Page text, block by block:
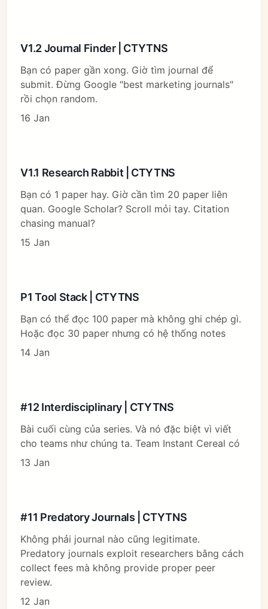
V1.2 Journal Finder | CTYTNS
Bạn có paper gần xong. Giờ tìm journal để
submit. Đừng Google "best marketing journals"
rồi chọn random.
16 Jan
V1.1 Research Rabbit | CTYTNS
Bạn có 1 paper hay. Giờ cần tìm 20 paper liên
quan. Google Scholar? Scroll mỏi tay. Citation
chasing manual?
15 Jan
P1 Tool Stack | CTYTNS
Bạn có thể đọc 100 paper mà không ghi chép gì.
Hoặc đọc 30 paper nhưng có hệ thống notes
14 Jan
#12 Interdisciplinary | CTYTNS
Bài cuối cùng của series. Và nó đặc biệt vì viết
cho teams như chúng ta. Team Instant Cereal có
13 Jan
#11 Predatory Journals | CTYTNS
Không phải journal nào cũng legitimate.
Predatory journals exploit researchers bằng cách
collect fees mà không provide proper peer
review.
12 Jan